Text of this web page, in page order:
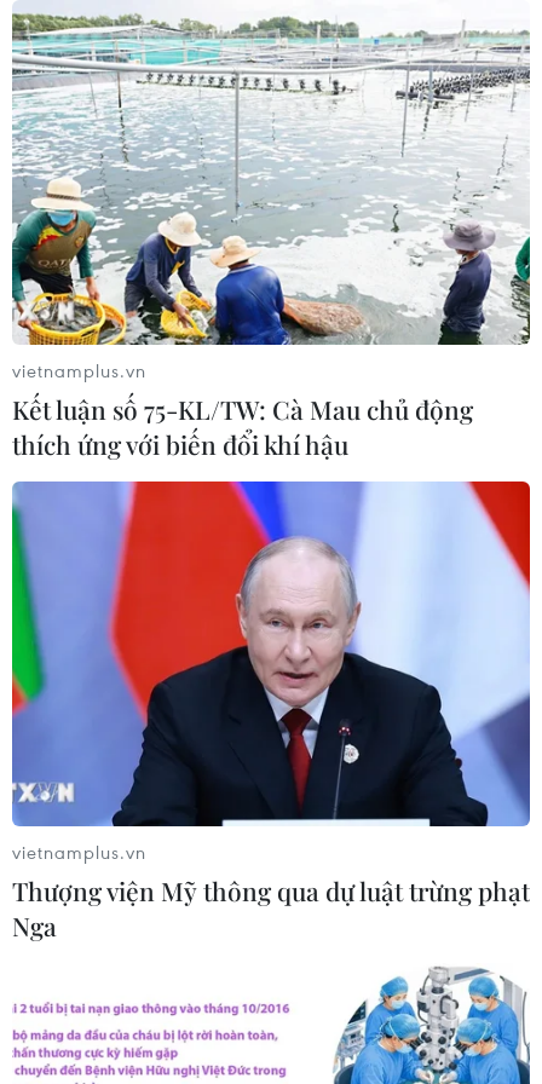
Nhận định Việt Nam vs Campuchia:
'Phù thủy Kim' sẽ xoay tua toan tính
đường dài?
06/08/2026 08:25
HLV Kim Sang-sik: 'Tuyển Việt Nam
hướng tới chiến thắng để giữ ngôi
đầu bảng'
06/08/2026 07:25
Chủ tịch Liên đoàn Bóng đá thế giới
chịu sức ép chưa từng có
06/08/2026 04:12
Futsal Việt Nam bất bại sau trận hòa
khó tin trước chủ nhà Thái Lan
06/08/2026 02:38
Toàn cảnh ASEAN Cup: Thái
Lan "thắng như chẻ tre", thách thức
tuyển Việt Nam
05/08/2026 07:15
tiền tỷ, "Voi chiến" quyết thắng
04/08/2026 09:19
vietnamplus.vn
Kết luận số 75-KL/TW: Cà Mau chủ động
thích ứng với biến đổi khí hậu
vietnamplus.vn
Thượng viện Mỹ thông qua dự luật trừng phạt
Nga